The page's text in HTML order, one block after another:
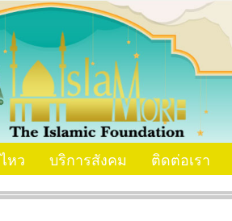
หว บริการสังคม
ติดต่อเรา